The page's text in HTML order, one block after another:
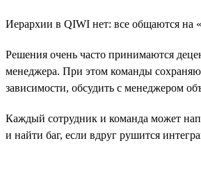
Иерархии в QIWI нет: все общаются на
Решения очень часто принимаются
менеджера. При этом команды
зависимости, обсудить с менеджером
Каждый сотрудник и команда может
и найти баг, если вдруг рушится